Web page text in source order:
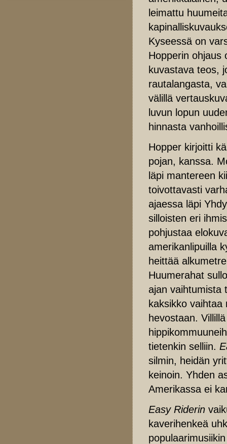
leimattu
Kyseessä on
Hopperin ohjaus
kuvastava teos,
rautalangasta,
välillä
luvun lopun
hinnasta
Hopper kirjoitti
pojan, kanssa.
läpi mantereen
toivottavasti
ajaessa läpi
silloisten eri
pohjustaa
amerikanlipuilla
heittää
Huumerahat
ajan vaihtumista
kaksikko vaihtaa
hevostaan.
tietenkin selliin.
silmin, heidän
keinoin. Yhden
Amerikassa ei
Easy Riderin
kaverihenkeä